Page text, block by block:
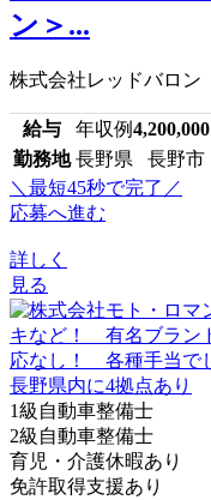
ン＞...
株式会社レッドバロン
給与 年収例4,200,000
勤務地 長野県 長野市
＼最短45秒で完了／
応募へ進む
詳しく
見る
1級自動車整備士
2級自動車整備士
育児・介護休暇あり
免許取得支援あり